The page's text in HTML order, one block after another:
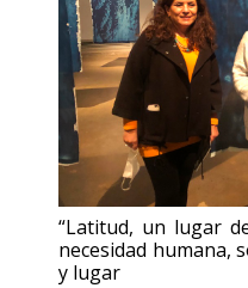
“Latitud, un lugar
necesidad humana,
y lugar